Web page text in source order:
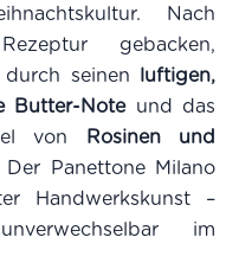
Nach
gebacken,
seinen luftigen,
Butter-Noteund das
von Rosinen und
Der Panettone Milano
Handwerkskunst –
im